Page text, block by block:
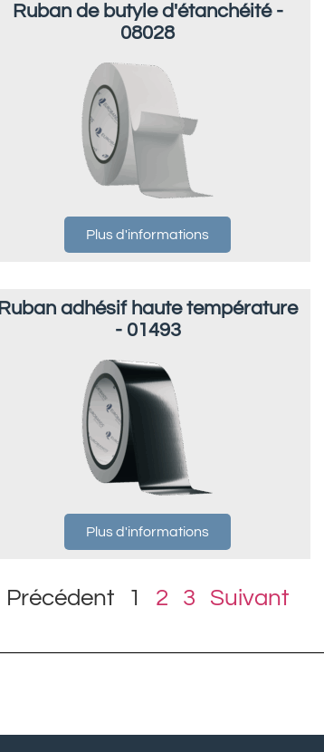
Ruban de butyle d'étanchéité -
08028
Plus d'informations
Ruban adhésif haute température
- 01493
Plus d'informations
Précédent 1 2 3 Suivant